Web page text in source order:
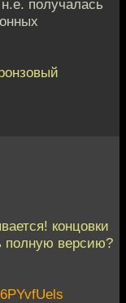
получалась
концовки
полную версию?